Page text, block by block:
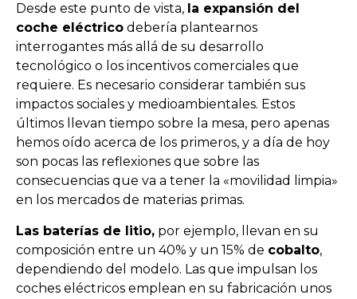
Desde este punto de vista, la expansión del
coche eléctrico debería plantearnos
interrogantes más allá de su desarrollo
tecnológico o los incentivos comerciales que
requiere. Es necesario considerar también sus
impactos sociales y medioambientales. Estos
últimos llevan tiempo sobre la mesa, pero apenas
hemos oído acerca de los primeros, y a día de hoy
son pocas las reflexiones que sobre las
consecuencias que va a tener la «movilidad limpia»
en los mercados de materias primas.
Las baterías de litio, por ejemplo, llevan en su
composición entre un 40% y un 15% de cobalto,
dependiendo del modelo. Las que impulsan los
coches eléctricos emplean en su fabricación unos